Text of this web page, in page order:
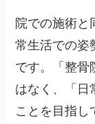
院での施術と
常生活での姿
です。「整骨
はなく、「日
ことを目指し